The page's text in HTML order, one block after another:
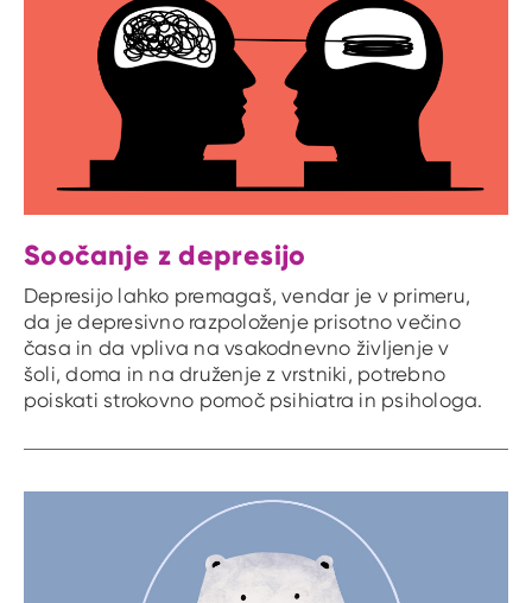
Soočanje z depresijo
Depresijo lahko premagaš, vendar je v primeru,
da je depresivno razpoloženje prisotno večino
časa in da vpliva na vsakodnevno življenje v
šoli, doma in na druženje z vrstniki, potrebno
poiskati strokovno pomoč psihiatra in psihologa.